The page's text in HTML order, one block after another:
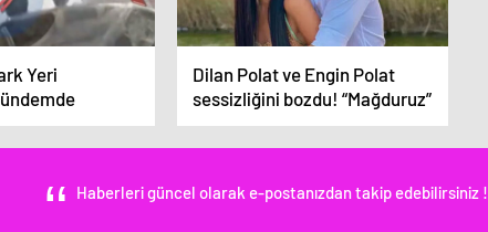
Yeri
Dilan Polat ve Engin Polat
sessizliğini bozdu! “Mağduruz”
Haberleri güncel olarak e-postanızdan takip edebilirsiniz !